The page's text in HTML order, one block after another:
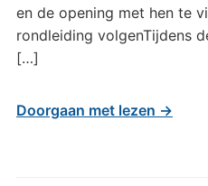
en de opening met hen te
rondleiding volgenTijdens
[…]
Doorgaan met lezen →